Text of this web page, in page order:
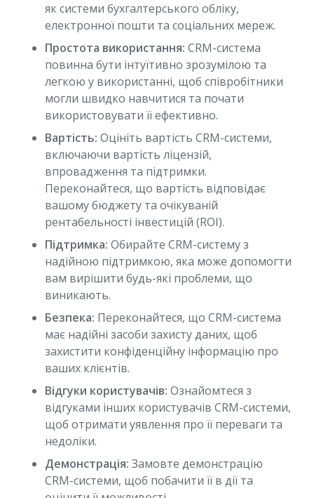
як системи бухгалтерського обліку,
електронної пошти та соціальних мереж.
Простота використання: CRM-система
повинна бути інтуїтивно зрозумілою та
легкою у використанні, щоб співробітники
могли швидко навчитися та почати
використовувати її ефективно.
Вартість: Оцініть вартість CRM-системи,
включаючи вартість ліцензій,
впровадження та підтримки.
Переконайтеся, що вартість відповідає
вашому бюджету та очікуваній
рентабельності інвестицій (ROI).
Підтримка: Обирайте CRM-систему з
надійною підтримкою, яка може допомогти
вам вирішити будь-які проблеми, що
виникають.
Безпека: Переконайтеся, що CRM-система
має надійні засоби захисту даних, щоб
захистити конфіденційну інформацію про
ваших клієнтів.
Відгуки користувачів: Ознайомтеся з
відгуками інших користувачів CRM-системи,
щоб отримати уявлення про її переваги та
недоліки.
Демонстрація: Замовте демонстрацію
CRM-системи, щоб побачити її в дії та